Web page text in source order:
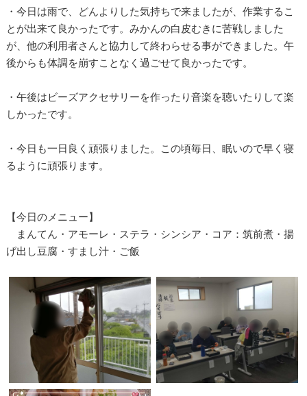
・今日は雨で、どんよりした気持ちで来ましたが、作業するこ
とが出来て良かったです。みかんの白皮むきに苦戦しました
が、他の利用者さんと協力して終わらせる事ができました。午
後からも体調を崩すことなく過ごせて良かったです。
・午後はビーズアクセサリーを作ったり音楽を聴いたりして楽
しかったです。
・今日も一日良く頑張りました。この頃毎日、眠いので早く寝
るように頑張ります。
【今日のメニュー】
まんてん・アモーレ・ステラ・シンシア・コア：筑前煮・揚
げ出し豆腐・すまし汁・ご飯